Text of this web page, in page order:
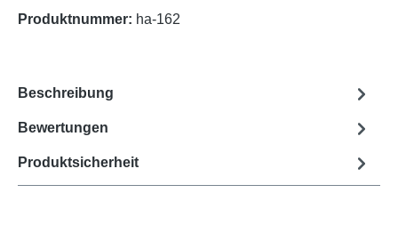
Produktnummer: ha-162
Beschreibung
Bewertungen
Produktsicherheit